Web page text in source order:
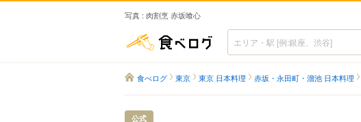
写真 : 肉割烹 赤坂喰心
食べログ
食べログ 東京 東京 日本料理 赤坂・永田町・溜池 日本料理
公式